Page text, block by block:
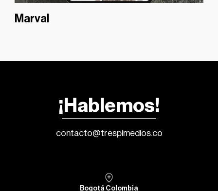
Marval
¡Hablemos!
contacto@trespimedios.co
Bogotá Colombia